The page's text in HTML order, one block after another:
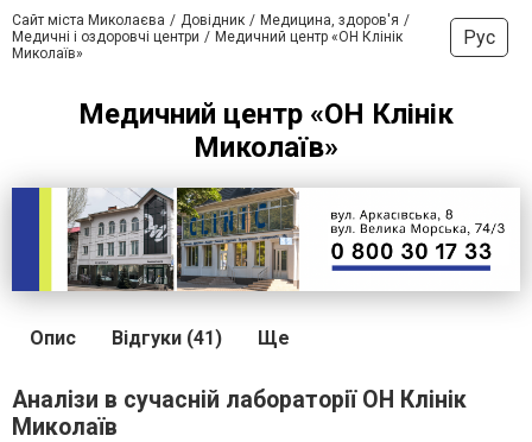
Сайт міста Миколаєва Довідник
Медицина, здоров'я
Медичні і оздоровчі центри
Медичний центр «ОН Клінік
Миколаїв»
Рус
Медичний центр «ОН Клінік
Миколаїв»
Опис Відгуки (41) Ще
Аналізи в сучасній лабораторії ОН Клінік
Миколаїв